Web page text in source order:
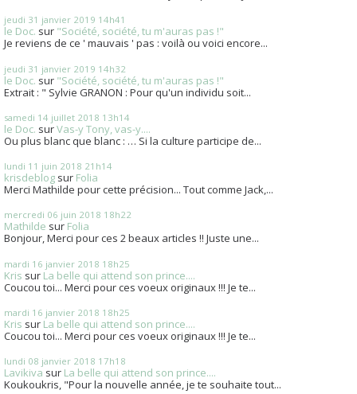
jeudi 31 janvier 2019 14h41
le Doc. sur "Société, société, tu m'auras pas !"
Je reviens de ce ' mauvais ' pas : voilà ou voici encore...
jeudi 31 janvier 2019 14h32
le Doc. sur "Société, société, tu m'auras pas !"
Extrait : " Sylvie GRANON : Pour qu'un individu soit...
samedi 14 juillet 2018 13h14
le Doc. surVas-y Tony, vas-y....
Ou plus blanc que blanc : … Si la culture participe de...
lundi 11 juin 2018 21h14
krisdeblog sur Folia
Merci Mathilde pour cette précision... Tout comme Jack,...
mercredi 06 juin 2018 18h22
Mathilde sur Folia
Bonjour, Merci pour ces 2 beaux articles !! Juste une...
mardi 16 janvier 2018 18h25
Kris sur La belle qui attend son prince....
Coucou toi... Merci pour ces voeux originaux !!! Je te...
mardi 16 janvier 2018 18h25
Kris sur La belle qui attend son prince....
Coucou toi... Merci pour ces voeux originaux !!! Je te...
lundi 08 janvier 2018 17h18
Lavikiva sur La belle qui attend son prince....
Koukoukris, "Pour la nouvelle année, je te souhaite tout...